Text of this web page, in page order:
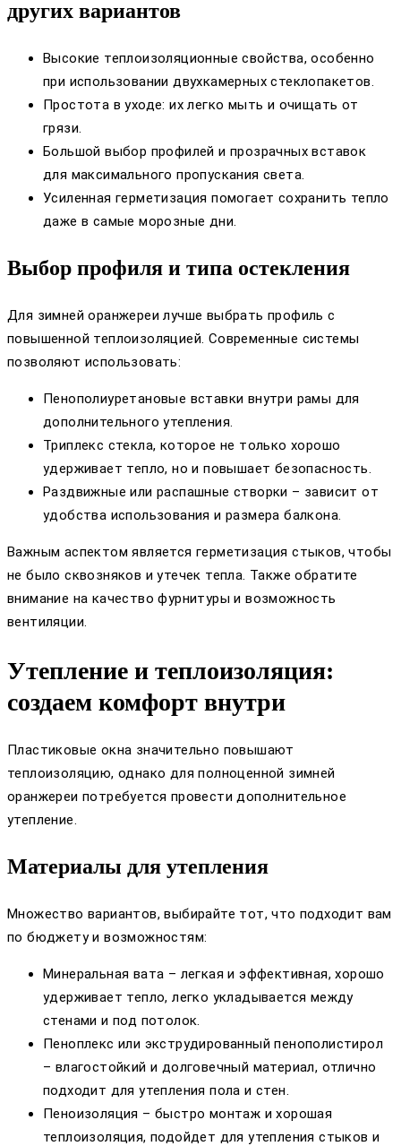
других вариантов
Высокие теплоизоляционные свойства, особенно
при использовании двухкамерных стеклопакетов.
Простота в уходе: их легко мыть и очищать от
грязи.
Большой выбор профилей и прозрачных вставок
для максимального пропускания света.
Усиленная герметизация помогает сохранить тепло
даже в самые морозные дни.
Выбор профиля и типа остекления
Для зимней оранжереи лучше выбрать профиль с
повышенной теплоизоляцией. Современные системы
позволяют использовать:
Пенополиуретановые вставки внутри рамы для
дополнительного утепления.
Триплекс стекла, которое не только хорошо
удерживает тепло, но и повышает безопасность.
Раздвижные или распашные створки – зависит от
удобства использования и размера балкона.
Важным аспектом является герметизация стыков, чтобы
не было сквозняков и утечек тепла. Также обратите
внимание на качество фурнитуры и возможность
вентиляции.
Утепление и теплоизоляция:
создаем комфорт внутри
Пластиковые окна значительно повышают
теплоизоляцию, однако для полноценной зимней
оранжереи потребуется провести дополнительное
утепление.
Материалы для утепления
Множество вариантов, выбирайте тот, что подходит вам
по бюджету и возможностям:
Минеральная вата – легкая и эффективная, хорошо
удерживает тепло, легко укладывается между
стенами и под потолок.
Пеноплекс или экструдированный пенополистирол
– влагостойкий и долговечный материал, отлично
подходит для утепления пола и стен.
Пеноизоляция – быстро монтаж и хорошая
теплоизоляция, подойдет для утепления стыков и